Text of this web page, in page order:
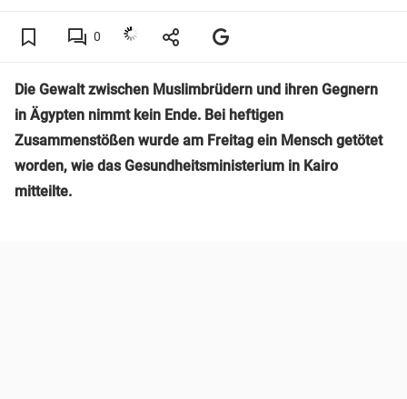
0
Die Gewalt zwischen Muslimbrüdern und ihren Gegnern
in Ägypten nimmt kein Ende. Bei heftigen
Zusammenstößen wurde am Freitag ein Mensch getötet
worden, wie das Gesundheitsministerium in Kairo
mitteilte.